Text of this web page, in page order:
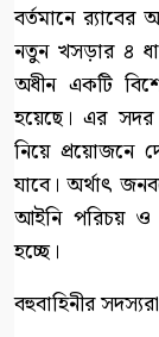
বর্তমানে র‍্যাবের
নতুন খসড়ার ৪
অধীন একটি
হয়েছে। এর
নিয়ে প্রয়োজনে
যাবে। অর্থাৎ
আইনি পরিচয় ও
হচ্ছে।
বহুবাহিনীর